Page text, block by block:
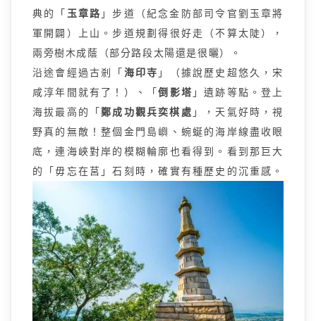
典的「 玉章路 」步道（紀念金防部司令官劉玉章將
軍開闢）上山。步道規劃得很好走（不算太陡），
兩旁樹木成蔭（部分路段太陽還是很曬）。
沿途會經過古剎「 海印寺 」（據說歷史超悠久，宋
咸淳年間就有了！）、「倒影塔 」遺跡等點。登上
海拔最高的「鄭成功觀兵奕棋處 」，天氣好時，視
野真的無敵！整個金門島嶼、蜿蜒的海岸線盡收眼
底，連海峽對岸的模糊輪廓也看得到。看到那巨大
的「毋忘在莒」石刻時，確實有種歷史的沉重感。